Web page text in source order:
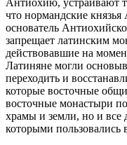
что нормандские
основатель
запрещает латинским
действовавшие на
Латиняне могли
переходить и
которые восточные
восточные монастыри
храмы и земли, но и все
которыми пользовались